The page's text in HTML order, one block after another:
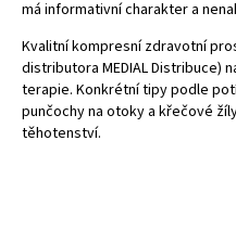
má informativní charakter a
Kvalitní kompresní zdravotní
distributora MEDIAL Distribuce)
terapie. Konkrétní tipy podle
punčochy na otoky a křečové
těhotenství.